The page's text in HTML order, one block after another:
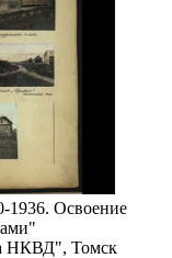
1936. Освоение
НКВД", Томск